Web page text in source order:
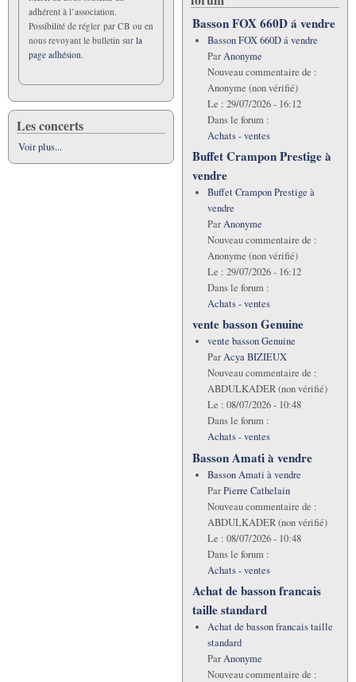
adhérent à l’association.
Possibilité de régler par CB ou en
nous revoyant le bulletin sur la
page adhésion.
Les concerts
Voir plus...
Basson FOX 660D á vendre
Basson FOX 660D á vendre
ParAnonyme
Nouveau commentaire de :
Anonyme (non vérifié)
Le : 29/07/2026 - 16:12
Dans le forum :
Achats - ventes
Buffet Crampon Prestige à
vendre
Buffet Crampon Prestige à
vendre
ParAnonyme
Nouveau commentaire de :
Anonyme (non vérifié)
Le : 29/07/2026 - 16:12
Dans le forum :
Achats - ventes
vente basson Genuine
vente basson Genuine
ParAcya BIZIEUX
Nouveau commentaire de :
ABDULKADER (non vérifié)
Le : 08/07/2026 - 10:48
Dans le forum :
Achats - ventes
Basson Amati à vendre
Basson Amati à vendre
ParPierre Cathelain
Nouveau commentaire de :
ABDULKADER (non vérifié)
Le : 08/07/2026 - 10:48
Dans le forum :
Achats - ventes
Achat de basson francais
taille standard
Achat de basson francais taille
standard
ParAnonyme
Nouveau commentaire de :